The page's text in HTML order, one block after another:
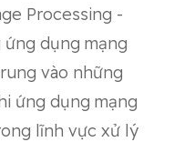
Processing -
dụng mạng
vào những
ứng dụng mạng
lĩnh vực xử lý